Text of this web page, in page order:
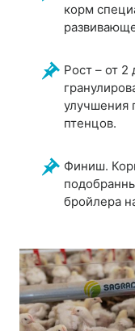
корм
Рост – от 2
улучшения
птенцов.
Финиш.
бройлера